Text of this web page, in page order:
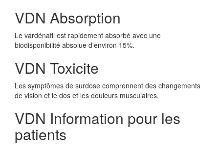
VDN Absorption
Le vardénafil est rapidement absorbé avec une
biodisponibilité absolue d'environ 15%.
VDN Toxicite
Les symptômes de surdose comprennent des changements
de vision et le dos et les douleurs musculaires.
VDN Information pour les
patients